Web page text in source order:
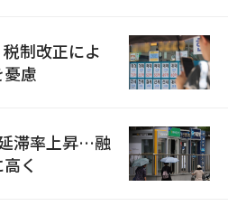
制改正によ
慮
滞率上昇…融
く